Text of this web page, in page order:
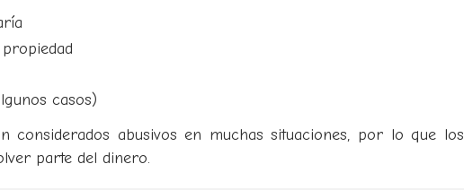
casos)
considerados abusivos en muchas situaciones, por lo que los
parte del dinero.